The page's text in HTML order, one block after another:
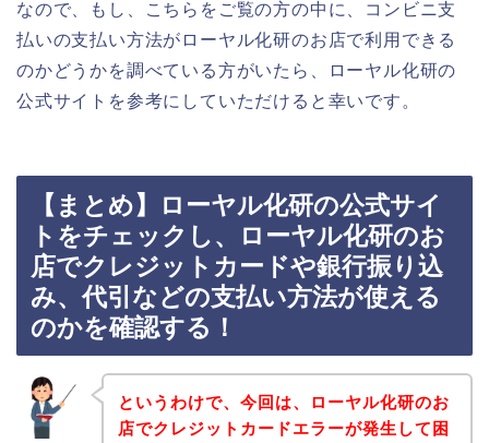
なので、もし、こちらをご覧の方の中に、コンビニ支
払いの支払い方法がローヤル化研のお店で利用できる
のかどうかを調べている方がいたら、ローヤル化研の
公式サイトを参考にしていただけると幸いです。
【まとめ】ローヤル化研の公式サイ
トをチェックし、ローヤル化研のお
店でクレジットカードや銀行振り込
み、代引などの支払い方法が使える
のかを確認する！
というわけで、今回は、ローヤル化研のお
店でクレジットカードエラーが発生して困